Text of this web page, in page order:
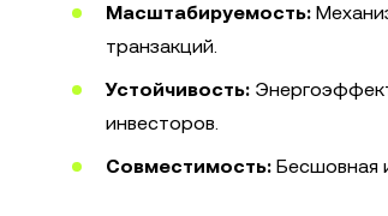
Масштабируемость:
транзакций.
Устойчивость:
инвесторов.
Совместимость: Бесшовная